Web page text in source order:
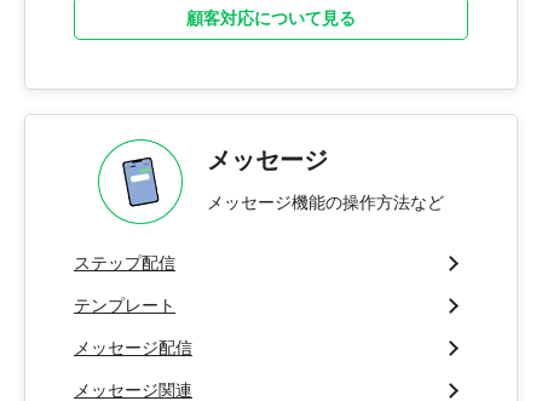
顧客対応について見る
メッセージ
メッセージ機能の操作方法など
ステップ配信
テンプレート
メッセージ配信
メッセージ関連